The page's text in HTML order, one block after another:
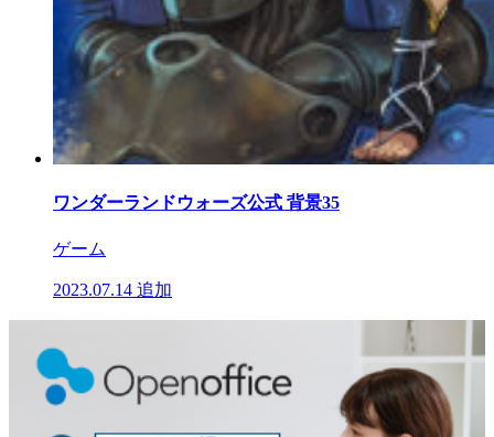
ワンダーランドウォーズ公式 背景35
ゲーム
2023.07.14 追加